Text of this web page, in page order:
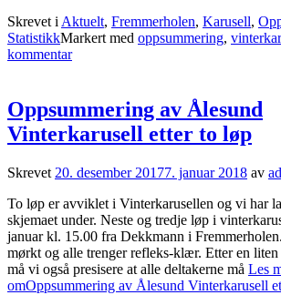
Skrevet i Aktuelt, Fremmerholen, Karusell,
StatistikkMarkert med oppsummering,
kommentar
Oppsummering av Ålesund
Vinterkarusell etter to løp
Skrevet 20. desember 20177. januar 2018 av
To løp er avviklet i Vinterkarusellen og vi har
skjemaet under. Neste og tredje løp i
januar kl. 15.00 fra Dekkmann i
mørkt og alle trenger refleks-klær. Etter en liten
må vi også presisere at alle deltakerne må Les
omOppsummering av Ålesund Vinterkarusell